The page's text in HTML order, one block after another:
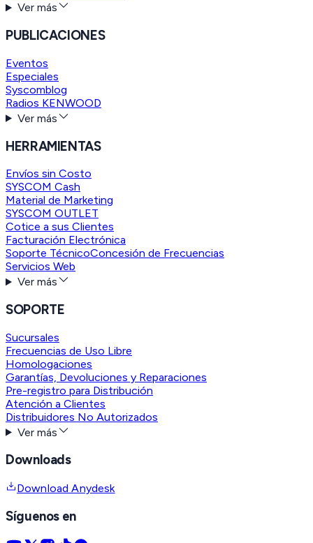
Ver más
PUBLICACIONES
Eventos
Especiales
Syscomblog
Radios KENWOOD
Ver más
HERRAMIENTAS
Envíos sin Costo
SYSCOM Cash
Material de Marketing
SYSCOM OUTLET
Cotice a sus Clientes
Facturación Electrónica
Soporte TécnicoConcesión de Frecuencias
Servicios Web
Ver más
SOPORTE
Sucursales
Frecuencias de Uso Libre
Homologaciones
Garantías, Devoluciones y Reparaciones
Pre-registro para Distribución
Atención a Clientes
Distribuidores No Autorizados
Ver más
Downloads
Download Anydesk
Síguenos en